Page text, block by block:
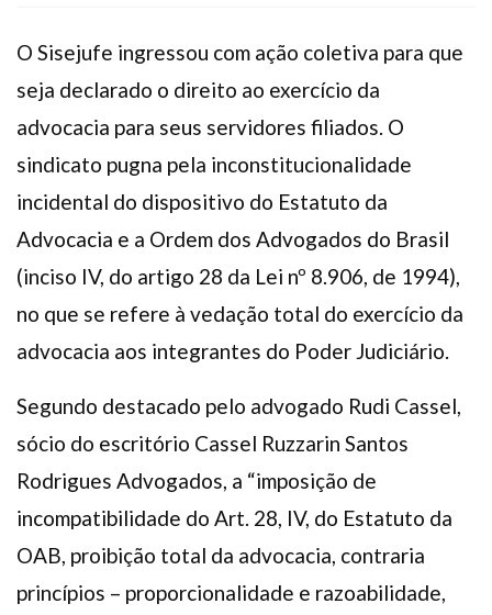
O Sisejufe ingressou com ação coletiva para que
seja declarado o direito ao exercício da
advocacia para seus servidores filiados. O
sindicato pugna pela inconstitucionalidade
incidental do dispositivo do Estatuto da
Advocacia e a Ordem dos Advogados do Brasil
(inciso IV, do artigo 28 da Lei nº 8.906, de 1994),
no que se refere à vedação total do exercício da
advocacia aos integrantes do Poder Judiciário.
Segundo destacado pelo advogado Rudi Cassel,
sócio do escritório Cassel Ruzzarin Santos
Rodrigues Advogados, a “imposição de
incompatibilidade do Art. 28, IV, do Estatuto da
OAB, proibição total da advocacia, contraria
princípios – proporcionalidade e razoabilidade,
Gympass Wellhub
Plano de Saúde
Assistência Funeral
Pós-graduação
FacebookInstagramTwitter YoutubeTikTok Whatsapp